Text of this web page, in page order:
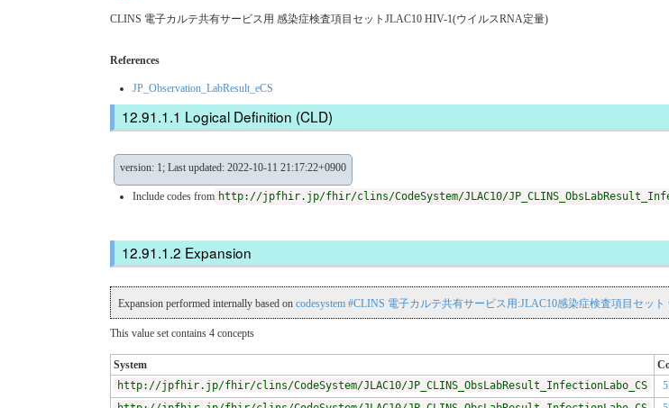
CLINS 電子カルテ共有サービス用 感染症検査項目セットJLAC10 HIV-1(ウイルスRNA定量)
References
JP_Observation_LabResult_eCS
Logical Definition (CLD)
version: 1; Last updated: 2022-10-11 21:17:22+0900
Include codes from http://jpfhir.jp/fhir/clins/CodeSystem/JLAC10/
Expansion
Expansion performed internally based on codesystem #CLINS 電子カルテ共有サービス用:JLAC10感染症検査項目セット
This value set contains 4 concepts
System
http://jpfhir.jp/fhir/clins/CodeSystem/JLAC10/JP_CLINS_ObsLabResult_InfectionLabo_CS